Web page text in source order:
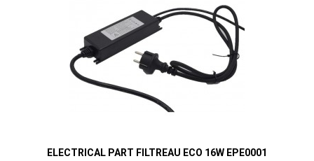
ELECTRICAL PART FILTREAU ECO 16W EPE0001